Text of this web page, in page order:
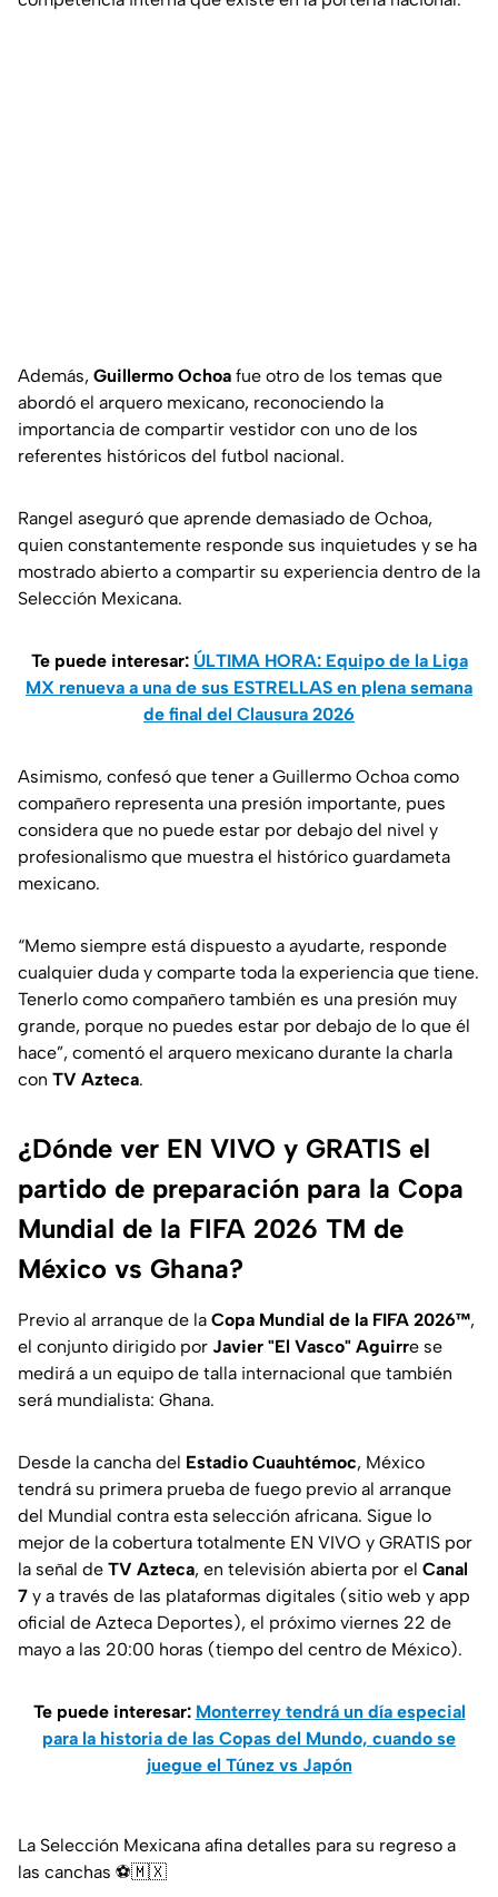
Además, Guillermo Ochoa fue otro de los temas que
abordó el arquero mexicano, reconociendo la
importancia de compartir vestidor con uno de los
referentes históricos del futbol nacional.
Rangel aseguró que aprende demasiado de Ochoa,
quien constantemente responde sus inquietudes y se ha
mostrado abierto a compartir su experiencia dentro de la
Selección Mexicana.
Te puede interesar: ÚLTIMA HORA: Equipo de la Liga
MX renueva a una de sus ESTRELLAS en plena semana
de final del Clausura 2026
Asimismo, confesó que tener a Guillermo Ochoa como
compañero representa una presión importante, pues
considera que no puede estar por debajo del nivel y
profesionalismo que muestra el histórico guardameta
mexicano.
“Memo siempre está dispuesto a ayudarte, responde
cualquier duda y comparte toda la experiencia que tiene.
Tenerlo como compañero también es una presión muy
grande, porque no puedes estar por debajo de lo que él
hace”, comentó el arquero mexicano durante la charla
con TV Azteca.
¿Dónde ver EN VIVO y GRATIS el
partido de preparación para la Copa
Mundial de la FIFA 2026 TM de
México vs Ghana?
Previo al arranque de la Copa Mundial de la FIFA 2026™,
el conjunto dirigido por Javier "El Vasco" Aguirre se
medirá a un equipo de talla internacional que también
será mundialista: Ghana.
Desde la cancha del Estadio Cuauhtémoc, México
tendrá su primera prueba de fuego previo al arranque
del Mundial contra esta selección africana. Sigue lo
mejor de la cobertura totalmente EN VIVO y GRATIS por
la señal de TV Azteca, en televisión abierta por el Canal
7 y a través de las plataformas digitales (sitio web y app
oficial de Azteca Deportes), el próximo viernes 22 de
mayo a las 20:00 horas (tiempo del centro de México).
Te puede interesar: Monterrey tendrá un día especial
para la historia de las Copas del Mundo, cuando se
juegue el Túnez vs Japón
La Selección Mexicana afina detalles para su regreso a
las canchas ⚽🇲🇽